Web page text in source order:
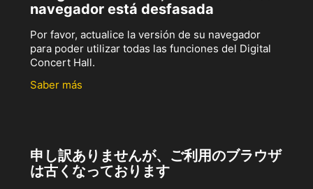
navegador está desfasada
Por favor, actualice la versión de su navegador
para poder utilizar todas las funciones del Digital
Concert Hall.
Saber más
申し訳ありませんが、ご利用のブラウザ
は古くなっております